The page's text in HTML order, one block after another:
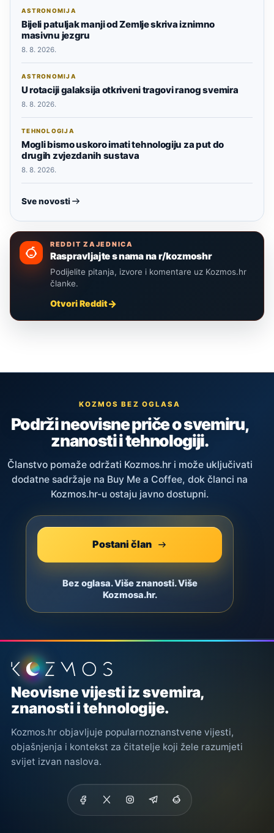
ASTRONOMIJA
Bijeli patuljak manji od Zemlje skriva iznimno
masivnu jezgru
8. 8. 2026.
ASTRONOMIJA
U rotaciji galaksija otkriveni tragovi ranog svemira
8. 8. 2026.
TEHNOLOGIJA
Mogli bismo uskoro imati tehnologiju za put do
drugih zvjezdanih sustava
8. 8. 2026.
Sve novosti
REDDIT ZAJEDNICA
Raspravljajte s nama na r/kozmoshr
Podijelite pitanja, izvore i komentare uz Kozmos.hr
članke.
Otvori Reddit
KOZMOS BEZ OGLASA
Podrži neovisne priče o svemiru,
znanosti i tehnologiji.
Članstvo pomaže održati Kozmos.hr i može uključivati
dodatne sadržaje na Buy Me a Coffee, dok članci na
Kozmos.hr-u ostaju javno dostupni.
Postani član
Bez oglasa. Više znanosti. Više
Kozmosa.hr.
Podnožje stranice
Neovisne vijesti iz svemira,
znanosti i tehnologije.
Kozmos.hr objavljuje popularnoznanstvene vijesti,
objašnjenja i kontekst za čitatelje koji žele razumjeti
svijet izvan naslova.